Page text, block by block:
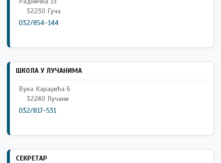
32230 Гуча
032/854-144
ШКОЛА У ЛУЧАНИМА
Вука Караџића 6
32240 Лучани
032/817-531
СЕКРЕТАР